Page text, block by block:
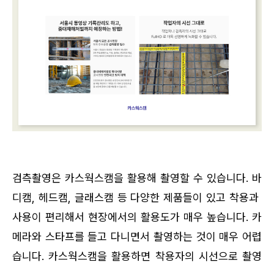
검측촬영은 카스웍스캠을 활용해 촬영할 수 있습니다. 바
디캠, 헤드캠, 글래스캠 등 다양한 제품들이 있고 착용과
사용이 편리해서 현장에서의 활용도가 매우 높습니다. 카
메라와 스타프를 들고 다니면서 촬영하는 것이 매우 어렵
습니다. 카스웍스캠을 활용하면 착용자의 시선으로 촬영